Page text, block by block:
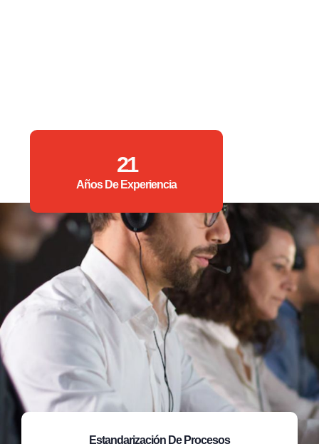
21
Años De Experiencia
Estandarización De Procesos